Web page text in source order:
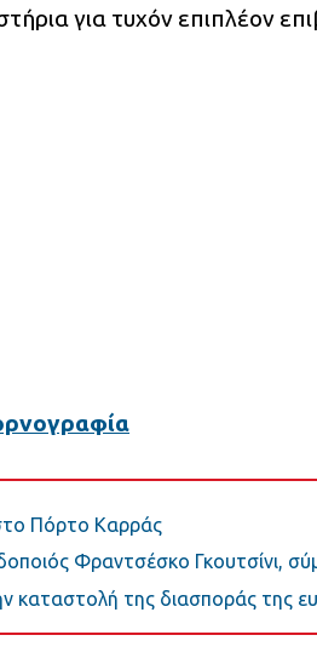
για τυχόν επιπλέον
Πόρτο Καρράς
Φραντσέσκο Γκουτσίνι,
καταστολή της διασποράς της